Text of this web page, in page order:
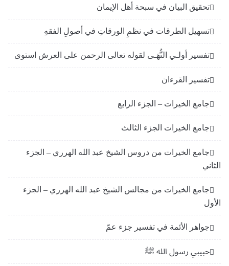
تحقيق البيان في سبحة أهل الإيمان
تسهيل الطرقات في نظمِ الورقاتِ في أصولِ الفقهِ
تفسير أولـي النُّهَـى لقوله تعالى الرحمن على العرش استوى
تفسير القرءان
جامع الخيرات – الجزء الرابع
جامع الخيرات الجزء الثالث
جامع الخيرات من دروس الشيخ عبد الله الهرري – الجزء
الثاني
جامع الخيرات من مجالس الشيخ عبد الله الهرري – الجزء
الأول
جواهر الأئمة في تفسير جزء عمّ
حبيبي رسول الله ﷺ